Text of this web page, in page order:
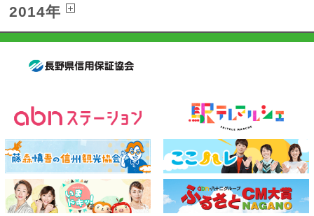
2014年